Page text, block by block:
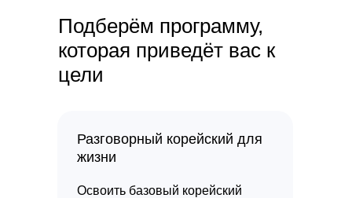
Подберём программу,
которая приведёт вас к
цели
Разговорный корейский для
жизни
Освоить базовый корейский